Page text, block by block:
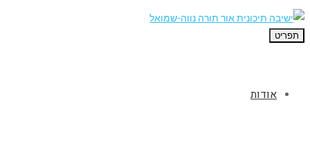
תפריט
אודות